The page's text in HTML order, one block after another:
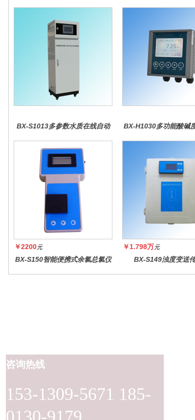
BX-S1013多参数水质在线自动
BX-H1030多功能酸碱
￥2200元
BX-S150智能便携式余氯总氯仪
￥1.798万元
BX-S149浊度变送
153-1309-5671 185-
咨询热线